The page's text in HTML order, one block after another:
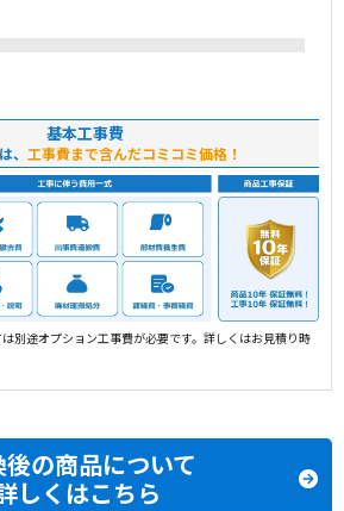
基本工事費
、 工事費まで含んだコミコミ価格！
別途オプション工事費が必要です。詳しくはお見積り時
後の商品について
しくはこちら